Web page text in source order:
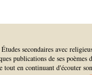
secondaires avec
publications de ses poèmes
en continuant d'écouter